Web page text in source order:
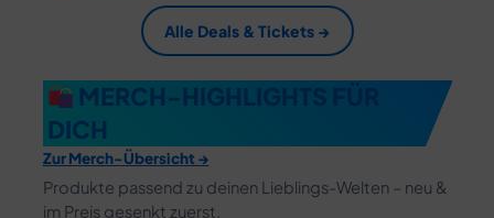
Alle Deals & Tickets →
MERCH-HIGHLIGHTS FÜR
DICH
Zur Merch-Übersicht →
Produkte passend zu deinen Lieblings-Welten – neu &
im Preis gesenkt zuerst.